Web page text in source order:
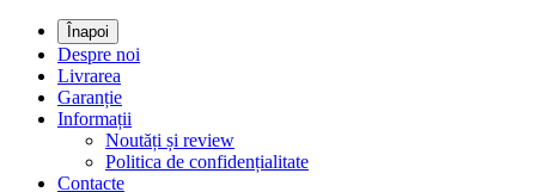
Înapoi
Despre noi
Livrarea
Garanție
Informații
Noutăți și review
Politica de confidențialitate
Contacte